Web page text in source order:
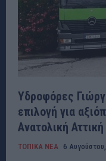
Υδροφόρες
επιλογή για
Ανατολική Αττική
ΤΟΠΙΚΑ ΝΕΑ 6